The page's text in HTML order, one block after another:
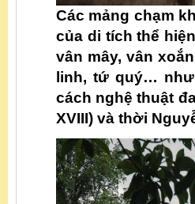
Các mảng chạm
của di tích thể
vân mây, vân
linh, tứ quý…
cách nghệ thuật
XVIII) và thời